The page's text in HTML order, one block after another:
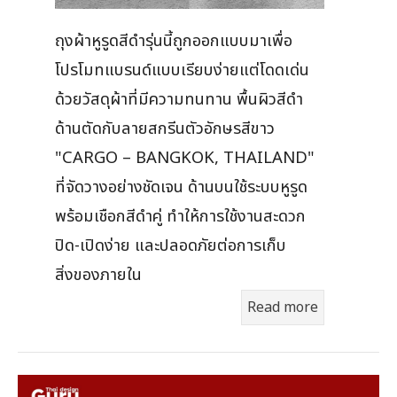
ถุงผ้าหูรูดสีดำรุ่นนี้ถูกออกแบบมาเพื่อ
โปรโมทแบรนด์แบบเรียบง่ายแต่โดดเด่น
ด้วยวัสดุผ้าที่มีความทนทาน พื้นผิวสีดำ
ด้านตัดกับลายสกรีนตัวอักษรสีขาว
"CARGO – BANGKOK, THAILAND"
ที่จัดวางอย่างชัดเจน ด้านบนใช้ระบบหูรูด
พร้อมเชือกสีดำคู่ ทำให้การใช้งานสะดวก
ปิด-เปิดง่าย และปลอดภัยต่อการเก็บ
สิ่งของภายใน
Read more